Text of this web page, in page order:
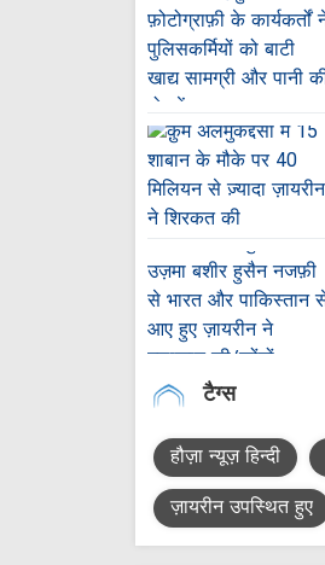
टैग्स
हौज़ा न्यूज़ हिन्दी
ज़ायरीन उपस्थित हुए